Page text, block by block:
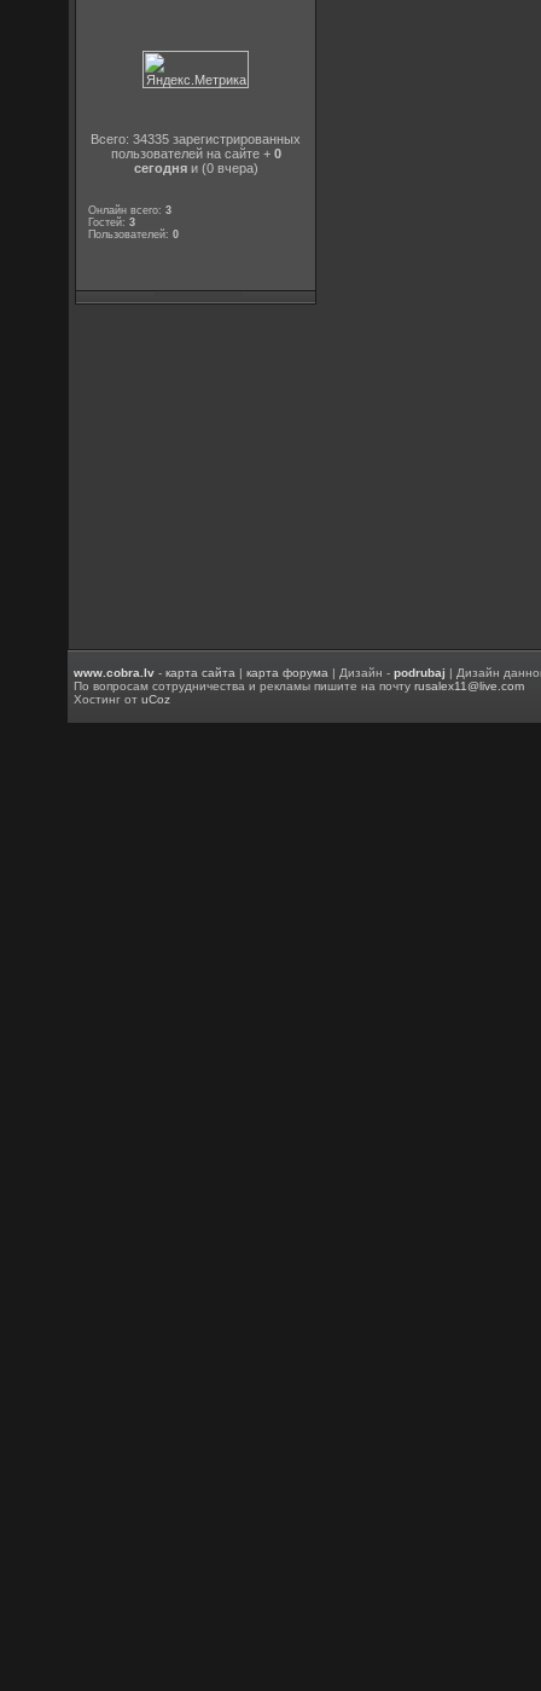
Всего: 34335 зарегистрированных
пользователей на сайте + 0
сегодняи (0 вчера)
Онлайн всего:3
Гостей:3
Пользователей:0
www.cobra.lv -карта сайта |карта форума | Дизайн -podrubaj | Дизайн
По вопросам сотрудничества и рекламы пишите на почтуrusalex11@live.com
Хостинг отuCoz